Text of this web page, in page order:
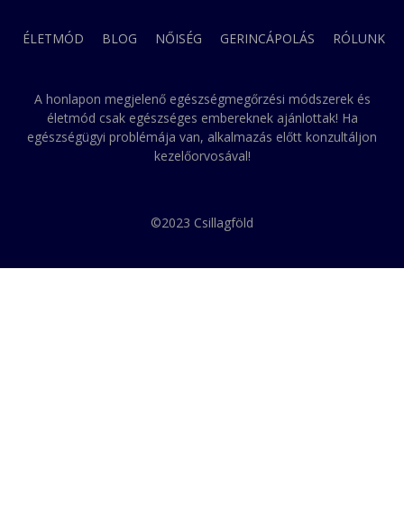
ÉLETMÓD BLOG NŐISÉG GERINCÁPOLÁS RÓLUNK
A honlapon megjelenő egészségmegőrzési módszerek és
életmód csak egészséges embereknek ajánlottak! Ha
egészségügyi problémája van, alkalmazás előtt konzultáljon
kezelőorvosával!
©2023 Csillagföld